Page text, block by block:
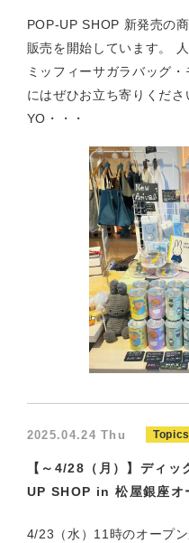
POP-UP SHOP 新発売の
販売を開始しています。
ミッフィーサガラバッグ
にはぜひお立ち寄りくだ
YO・・・
2025.04.24 Thu Topics
【～4/28（月）】ディ
UP SHOP in 松屋銀座オ
4/23（水）11時のオープ